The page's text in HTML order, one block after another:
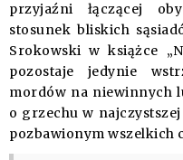
przyjaźni łączącej
stosunek bliskich
Srokowski w książce
pozostaje jedynie
mordów na niewinnych
o grzechu w
pozbawionym wszelkich